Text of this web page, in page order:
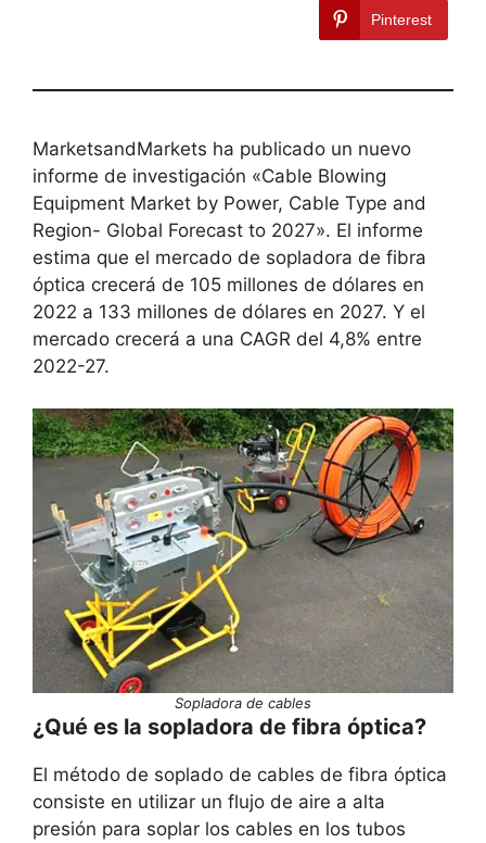
Pinterest
MarketsandMarkets ha publicado un nuevo
informe de investigación «Cable Blowing
Equipment Market by Power, Cable Type and
Region- Global Forecast to 2027». El informe
estima que el mercado de sopladora de fibra
óptica crecerá de 105 millones de dólares en
2022 a 133 millones de dólares en 2027. Y el
mercado crecerá a una CAGR del 4,8% entre
2022-27.
Sopladora de cables
¿Qué es la sopladora de fibra óptica?
El método de soplado de cables de fibra óptica
consiste en utilizar un flujo de aire a alta
presión para soplar los cables en los tubos